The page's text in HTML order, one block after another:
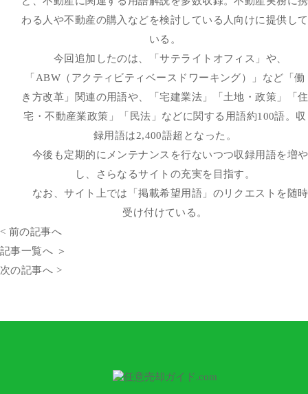
わる人や不動産の購入などを検討している人向けに提供して
いる。
今回追加したのは、「サテライトオフィス」や、
「ABW（アクティビティベースドワーキング）」など「働
き方改革」関連の用語や、「宅建業法」「土地・政策」「住
宅・不動産業政策」「民法」などに関する用語約100語。収
録用語は2,400語超となった。
今後も定期的にメンテナンスを行ないつつ収録用語を増や
し、さらなるサイトの充実を目指す。
なお、サイト上では「掲載希望用語」のリクエストを随時
受け付けている。
< 前の記事へ
記事一覧へ ＞
次の記事へ >